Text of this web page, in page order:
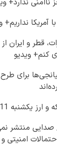
آمریکا نداریم+
قطر و ایران
کنم+ ویدیو
برای
11 مرداد+ جدول
صدایی منتشر
امنیتی